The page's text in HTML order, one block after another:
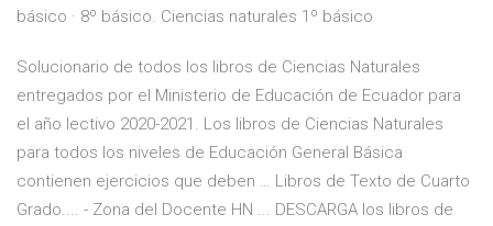
básico · 8º básico. Ciencias naturales 1º básico
Solucionario de todos los libros de Ciencias Naturales
entregados por el Ministerio de Educación de Ecuador para
el año lectivo 2020-2021. Los libros de Ciencias Naturales
para todos los niveles de Educación General Básica
contienen ejercicios que deben … Libros de Texto de Cuarto
Grado.... - Zona del Docente HN ... DESCARGA los libros de